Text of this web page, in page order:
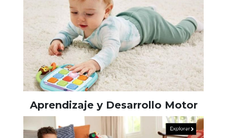
Aprendizaje y Desarrollo Motor